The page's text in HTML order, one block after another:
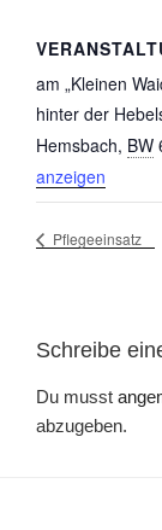
am „Kleinen
hinter der
Hemsbach, BW
anzeigen
Pflegeeinsatz
Schreibe
Du musst
abzugeben.